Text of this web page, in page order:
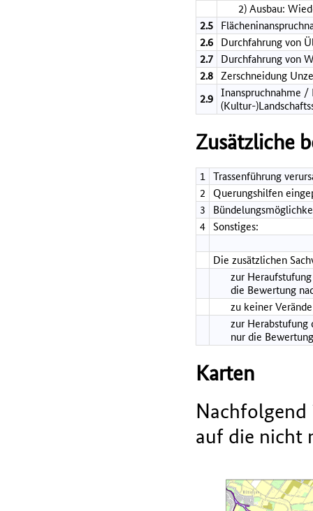
2) Ausbau:
2.5
2.6
Durchfahrung von
2.7
Durchfahrung von
2.8 Zerschneidung
2.9 Inanspruchnahme /
(Kultur-
Zusätzliche
1
Trassenführung
2
Querungshilfen
3
4 Sonstiges:
Die zusätzlichen
zur
die Bewertung
zu keiner
zur Herabstufung
nur die
Karten
Nachfolgend
auf die nicht